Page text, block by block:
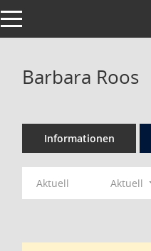
Toggle navigation
Barbara Roos
Informationen
Aktuell Aktuell